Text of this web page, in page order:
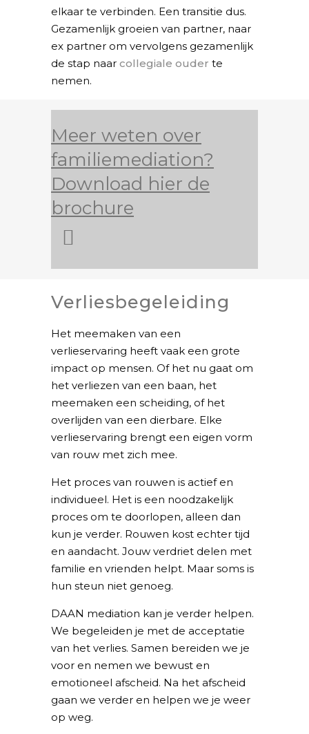
elkaar te verbinden. Een transitie dus.
Gezamenlijk groeien van partner, naar
ex partner om vervolgens gezamenlijk
de stap naar collegiale ouder te
nemen.
Meer weten over
familiemediation?
Download hier de
brochure
Verliesbegeleiding
Het meemaken van een
verlieservaring heeft vaak een grote
impact op mensen. Of het nu gaat om
het verliezen van een baan, het
meemaken een scheiding, of het
overlijden van een dierbare. Elke
verlieservaring brengt een eigen vorm
van rouw met zich mee.
Het proces van rouwen is actief en
individueel. Het is een noodzakelijk
proces om te doorlopen, alleen dan
kun je verder. Rouwen kost echter tijd
en aandacht. Jouw verdriet delen met
familie en vrienden helpt. Maar soms is
hun steun niet genoeg.
DAAN mediation kan je verder helpen.
We begeleiden je met de acceptatie
van het verlies. Samen bereiden we je
voor en nemen we bewust en
emotioneel afscheid. Na het afscheid
gaan we verder en helpen we je weer
op weg.